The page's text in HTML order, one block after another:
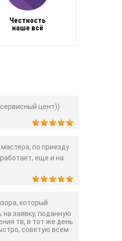
Честность
наше всё
цент))
по приезду
еще и на
который
заявку, поданную
тв, в тот же день
советую всем